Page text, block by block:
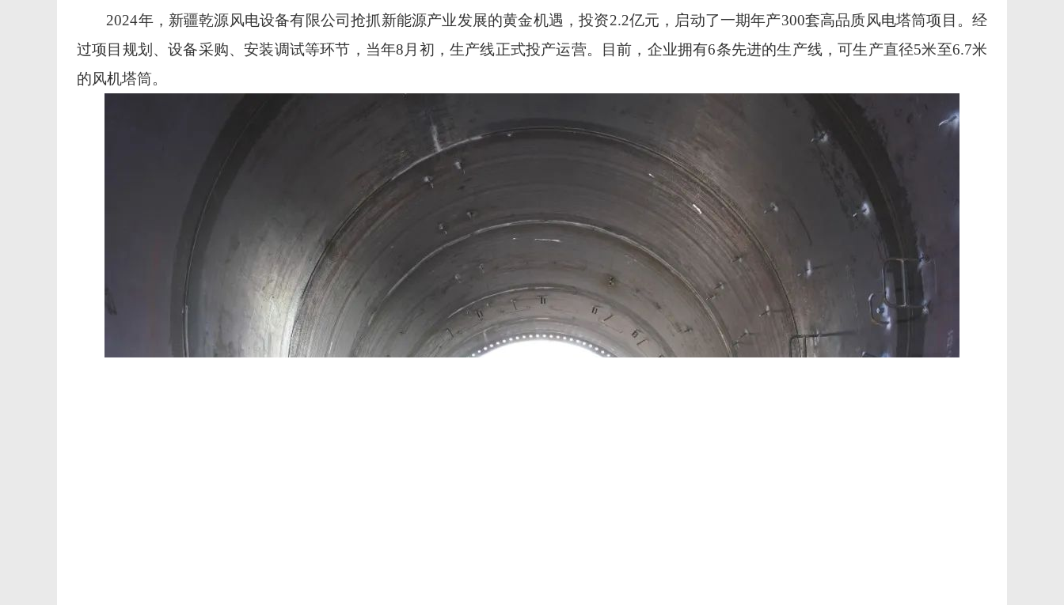
2024年，新疆乾源风电设备有限公司抢抓新能源产业发展的黄金机遇，投资2.2亿元，启动了一期年产300套高品质风电塔筒项目。经
过项目规划、设备采购、安装调试等环节，当年8月初，生产线正式投产运营。目前，企业拥有6条先进的生产线，可生产直径5米至6.7米
的风机塔筒。